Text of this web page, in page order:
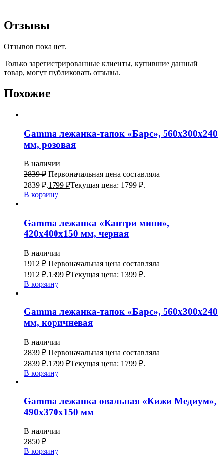
Отзывы
Отзывов пока нет.
Только зарегистрированные клиенты, купившие данный
товар, могут публиковать отзывы.
Похожие
Gamma лежанка-тапок «Барс», 560х300х240
мм, розовая
В наличии
2839₽ Первоначальная цена составляла
2839 ₽.1799 ₽Текущая цена: 1799 ₽.
В корзину
Gamma лежанка «Кантри мини»,
420х400х150 мм, черная
В наличии
1912₽ Первоначальная цена составляла
1912 ₽.1399 ₽Текущая цена: 1399 ₽.
В корзину
Gamma лежанка-тапок «Барс», 560х300х240
мм, коричневая
В наличии
2839₽ Первоначальная цена составляла
2839 ₽.1799 ₽Текущая цена: 1799 ₽.
В корзину
Gamma лежанка овальная «Кижи Медиум»,
490х370х150 мм
В наличии
2850 ₽
В корзину